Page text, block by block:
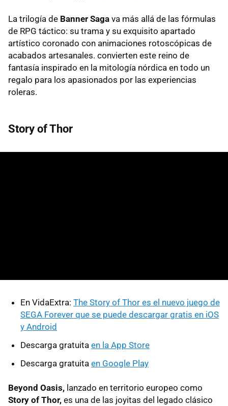
La trilogía de Banner Saga va más allá de las fórmulas
de RPG táctico: su trama y su exquisito apartado
artístico coronado con animaciones rotoscópicas de
acabados artesanales. convierten este reino de
fantasía inspirado en la mitología nórdica en todo un
regalo para los apasionados por las experiencias
roleras.
Story of Thor
En VidaExtra: The Story of Thor es el nuevo juego de
SEGA Forever que se puede descargar gratis en iOS
y Android
Descarga gratuita en la App Store
Descarga gratuita en Google Play
Beyond Oasis, lanzado en territorio europeo como
Story of Thor, es una de las joyitas del legado clásico